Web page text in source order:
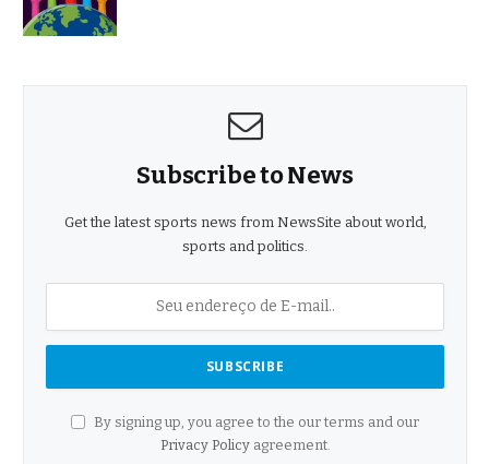
Subscribe to News
Get the latest sports news from NewsSite about world,
sports and politics.
By signing up, you agree to the our terms and our
Privacy Policyagreement.